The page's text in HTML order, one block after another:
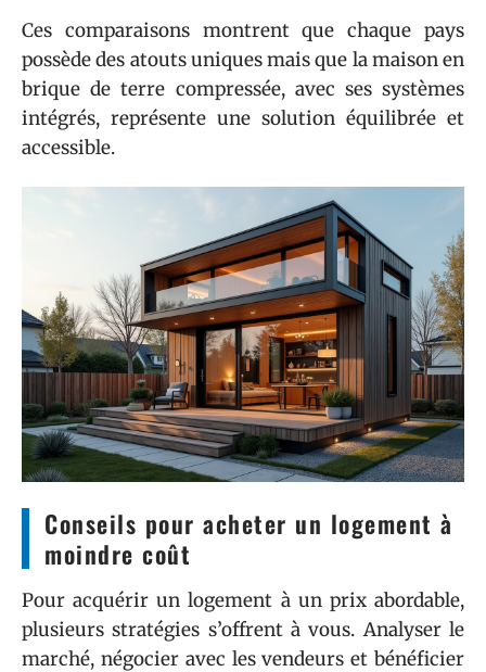
Ces comparaisons montrent que chaque pays
possède des atouts uniques mais que la maison en
brique de terre compressée, avec ses systèmes
intégrés, représente une solution équilibrée et
accessible.
Conseils pour acheter un logement à
moindre coût
Pour acquérir un logement à un prix abordable,
plusieurs stratégies s’offrent à vous. Analyser le
marché, négocier avec les vendeurs et bénéficier